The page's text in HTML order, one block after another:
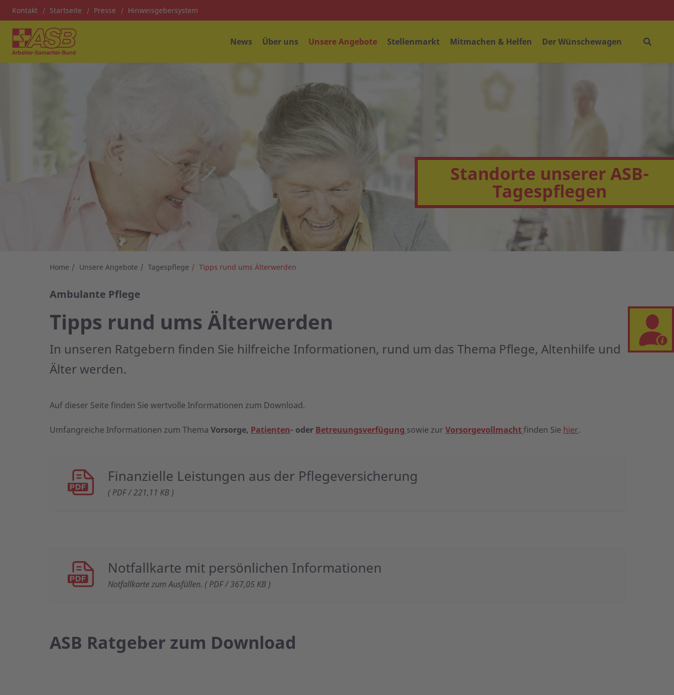
Kontakt Startseite Presse Hinweisgebersystem
News Über uns Unsere Angebote Stellenmarkt Mitmachen & Helfen Der Wünschewagen
Standorte unserer ASB-
Tagespflegen
Home Unsere Angebote Tagespflege Tipps rund ums Älterwerden
Ambulante Pflege
Tipps rund ums Älterwerden
In unseren Ratgebern finden Sie hilfreiche Informationen, rund um das Thema Pflege, Altenhilfe und
Älter werden.
Auf dieser Seite finden Sie wertvolle Informationen zum Download.
Umfangreiche Informationen zum Thema Vorsorge, Patienten- oder Betreuungsverfügung sowie zur Vorsorgevollmachtfinden Sie hier.
Finanzielle Leistungen aus der Pflegeversicherung
( PDF / 221,11 KB )
Notfallkarte mit persönlichen Informationen
Notfallkarte zum Ausfüllen. ( PDF / 367,05 KB )
ASB Ratgeber zum Download